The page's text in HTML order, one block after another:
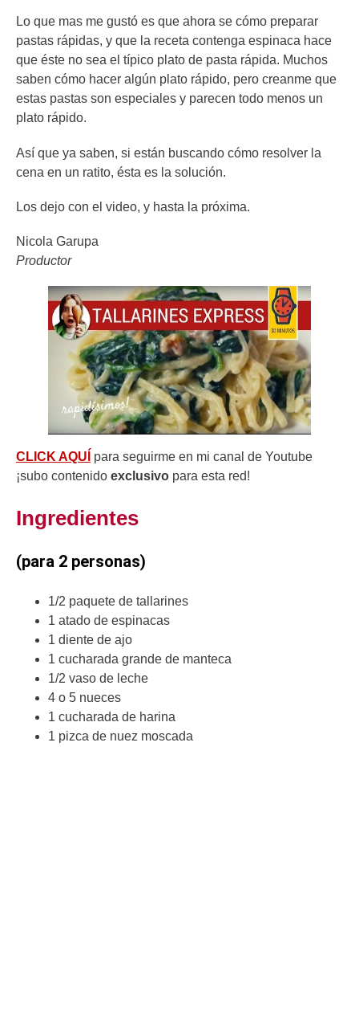
Lo que mas me gustó es que ahora se cómo preparar
pastas rápidas, y que la receta contenga espinaca hace
que éste no sea el típico plato de pasta rápida. Muchos
saben cómo hacer algún plato rápido, pero creanme que
estas pastas son especiales y parecen todo menos un
plato rápido.
Así que ya saben, si están buscando cómo resolver la
cena en un ratito, ésta es la solución.
Los dejo con el video, y hasta la próxima.
Nicola Garupa
Productor
CLICK AQUÍ para seguirme en mi canal de Youtube
¡subo contenido exclusivo para esta red!
Ingredientes
(para 2 personas)
1/2 paquete de tallarines
1 atado de espinacas
1 diente de ajo
1 cucharada grande de manteca
1/2 vaso de leche
4 o 5 nueces
1 cucharada de harina
1 pizca de nuez moscada